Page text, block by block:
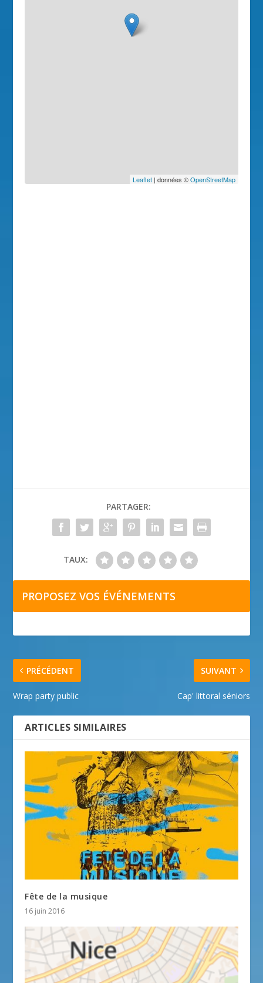
Leaflet| données ©OpenStreetMap
PARTAGER:
TAUX:
PROPOSEZ VOS ÉVÉNEMENTS
PRÉCÉDENT
Wrap party public
SUIVANT
Cap' littoral séniors
ARTICLES SIMILAIRES
Fête de la musique
16 juin 2016